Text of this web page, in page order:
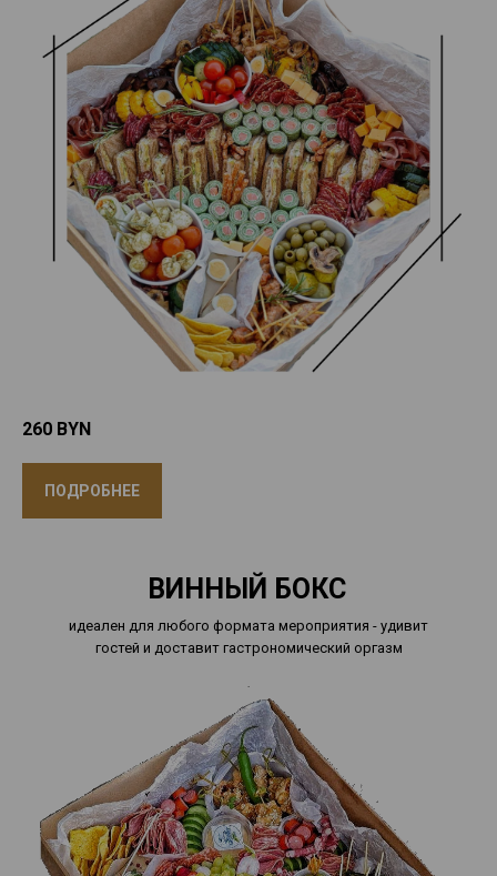
260 BYN
ПОДРОБНЕЕ
ВИННЫЙ БОКС
идеален для любого формата мероприятия - удивит
гостей и доставит гастрономический оргазм